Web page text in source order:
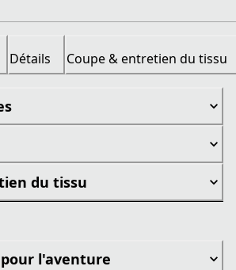
Détails Coupe & entretien du tissu
du tissu
l'aventure